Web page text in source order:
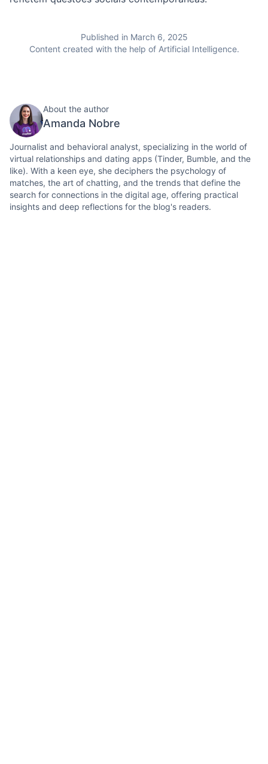
Published in March 6, 2025
Content created with the help of Artificial Intelligence.
About the author
Amanda Nobre
Journalist and behavioral analyst, specializing in the world of
virtual relationships and dating apps (Tinder, Bumble, and the
like). With a keen eye, she deciphers the psychology of
matches, the art of chatting, and the trends that define the
search for connections in the digital age, offering practical
insights and deep reflections for the blog's readers.